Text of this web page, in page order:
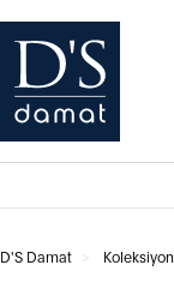
D'S Damat Koleksiyon